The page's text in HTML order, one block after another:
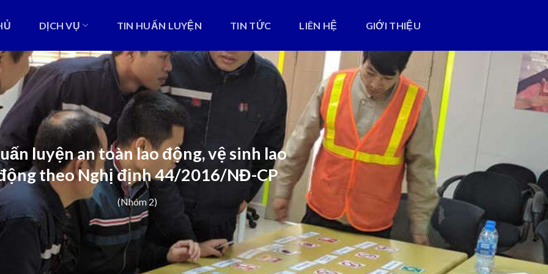
DỊCH VỤ TIN HUẤN LUYỆN TIN TỨC LIÊN HỆ GIỚI THIỆU
luyện an toàn lao động, vệ sinh lao
theo Nghị định 44/2016/NĐ-CP
(Nhóm 2)